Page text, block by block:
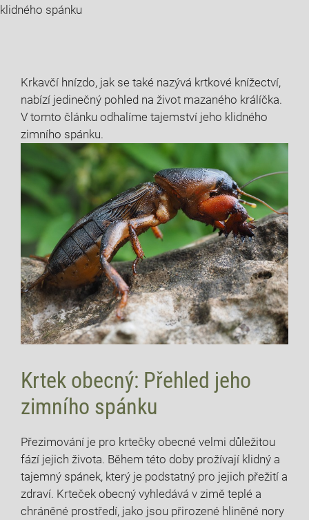
klidného spánku
Krkavčí hnízdo, jak se také nazývá krtkové knížectví,
nabízí jedinečný pohled na život mazaného králíčka.
V tomto článku odhalíme tajemství jeho klidného
zimního spánku.
Krtek obecný: Přehled jeho
zimního spánku
Přezimování je pro krtečky obecné velmi důležitou
fází jejich života. Během této doby prožívají klidný a
tajemný spánek, který je podstatný pro jejich přežití a
zdraví. Krteček obecný vyhledává v zimě teplé a
chráněné prostředí, jako jsou přirozené hliněné nory